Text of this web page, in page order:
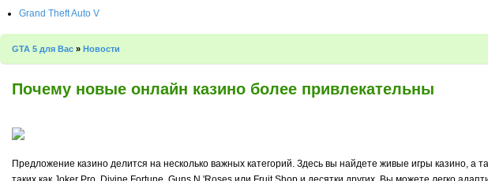
Grand Theft Auto V
GTA 5 для Вас » Новости
Почему новые онлайн казино более привлекательны
Предложение казино делится на несколько важных категорий. Здесь вы найдете живые игры казино, а